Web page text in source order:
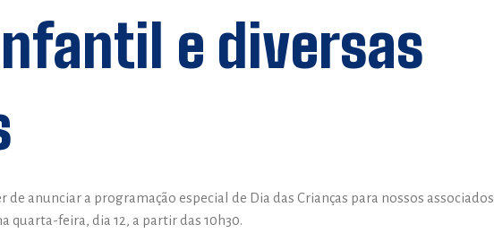
e diversas
de anunciar a programação especial de Dia das Crianças para nossos
quarta-feira, dia 12, a partir das 10h30.